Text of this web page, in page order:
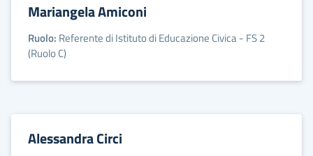
Mariangela Amiconi
Ruolo: Referente di Istituto di Educazione Civica - FS 2
(Ruolo C)
Alessandra Circi